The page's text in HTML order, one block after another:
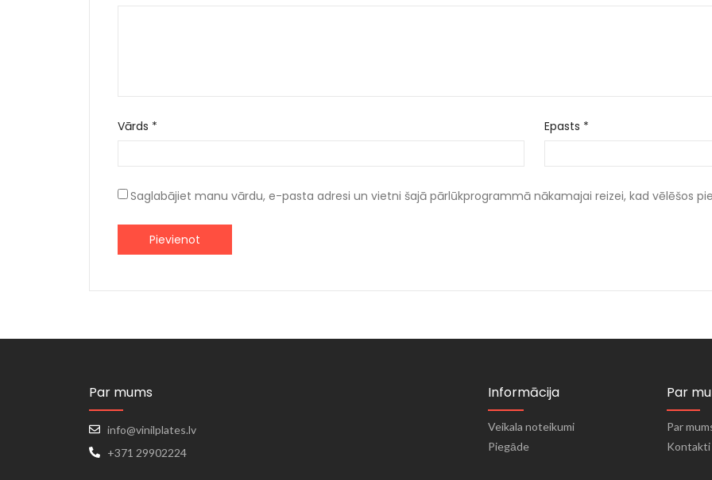
Vārds * Epasts *
Saglabājiet manu vārdu, e-pasta adresi un vietni šajā pārlūkprogrammā nākamajai reizei, kad vēlēšos
Par mums
info@vinilplates.lv
+371 29902224
Informācija
Veikala noteikumi
Piegāde
Par
Par
Kontakti